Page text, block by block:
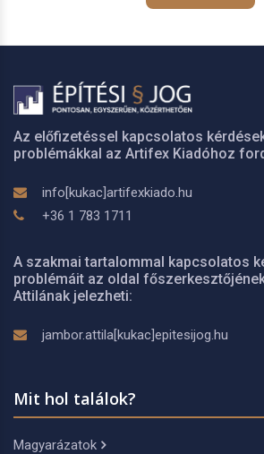
Az előfizetéssel kapcsolatos
problémákkal az Artifex Kiadóhoz
info[kukac]artifexkiado.hu
+36 1 783 1711
A szakmai tartalommal kapcsolatos
problémáit az oldal
Attilának jelezheti:
jambor.attila[kukac]epitesijog.hu
Mit hol találok?
Magyarázatok